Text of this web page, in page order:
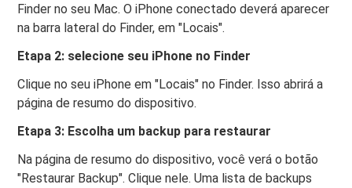
Finder no seu Mac. O iPhone conectado deverá aparecer
na barra lateral do Finder, em "Locais".
Etapa 2: selecione seu iPhone no Finder
Clique no seu iPhone em "Locais" no Finder. Isso abrirá a
página de resumo do dispositivo.
Etapa 3: Escolha um backup para restaurar
Na página de resumo do dispositivo, você verá o botão
"Restaurar Backup". Clique nele. Uma lista de backups